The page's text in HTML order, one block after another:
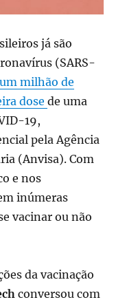
já são
(SARS-
milhão de
dosede uma
19,
pela Agência
(Anvisa). Com
e nos
inúmeras
vacinar ou não
da vacinação
conversou com